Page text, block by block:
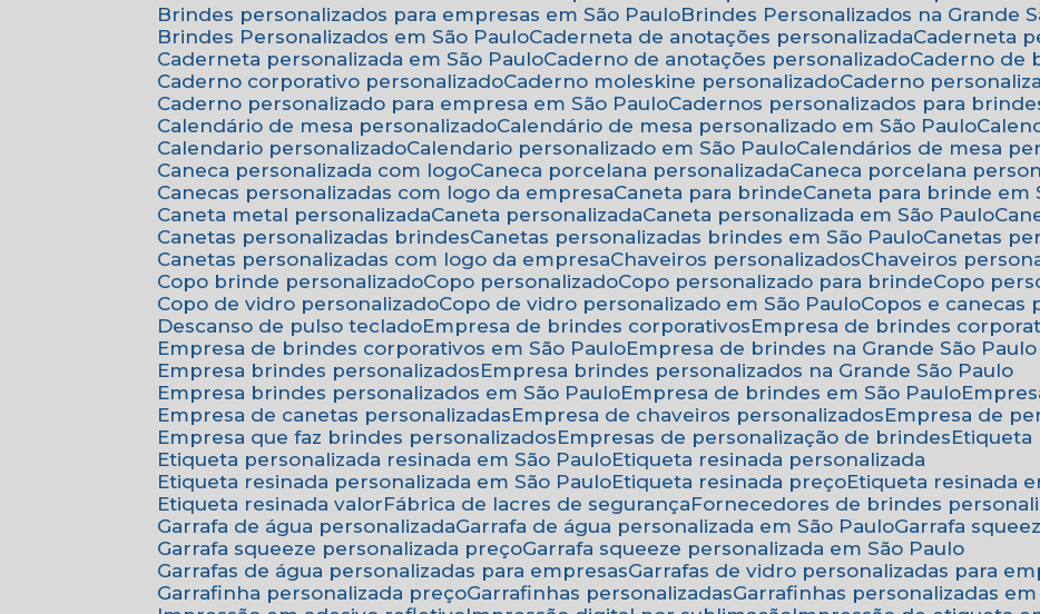
Brindes personalizados para empresas em São Paulo
Brindes Personalizados na Grande
Brindes Personalizados em São Paulo
Caderneta de anotações personalizada
Caderneta
Caderneta personalizada em São Paulo
Caderno de anotações personalizado
Caderno de
Caderno corporativo personalizado
Caderno moleskine personalizado
Caderno
Caderno personalizado para empresa em São Paulo
Cadernos personalizados para
Calendário de mesa personalizado
Calendário de mesa personalizado em São Paulo
Calendario personalizado
Calendario personalizado em São Paulo
Calendários de mesa
Caneca personalizada com logo
Caneca porcelana personalizada
Caneca porcelana
Canecas personalizadas com logo da empresa
Caneta para brinde
Caneta para brinde em
Caneta metal personalizada
Caneta personalizada Caneta personalizada em São Paulo
Canetas personalizadas brindes
Canetas personalizadas brindes em São Paulo
Canetas
Canetas personalizadas com logo da empresa
Chaveiros personalizados
Chaveiros
Copo brinde personalizado
Copo personalizado Copo personalizado para brinde
Copo
Copo de vidro personalizado
Copo de vidro personalizado em São Paulo
Copos e
Descanso de pulso teclado
Empresa de brindes corporativos
Empresa de brindes
Empresa de brindes corporativos em São Paulo
Empresa de brindes na Grande São Paulo
Empresa brindes personalizados
Empresa brindes personalizados na Grande São Paulo
Empresa brindes personalizados em São Paulo
Empresa de brindes em São Paulo
Empresa de canetas personalizadas
Empresa de chaveiros personalizados
Empresa de
Empresa que faz brindes personalizados
Empresas de personalização de brindes
Etiqueta personalizada resinada em São Paulo Etiqueta resinada personalizada
Etiqueta resinada personalizada em São Paulo Etiqueta resinada preço Etiqueta resinada
Etiqueta resinada valor
Fábrica de lacres de segurança
Fornecedores de brindes
Garrafa de água personalizada
Garrafa de água personalizada em São Paulo
Garrafa
Garrafa squeeze personalizada preço
Garrafa squeeze personalizada em São Paulo
Garrafas de água personalizadas para empresas
Garrafas de vidro personalizadas para
Garrafinha personalizada preço
Garrafinhas personalizadas
Garrafinhas personalizadas